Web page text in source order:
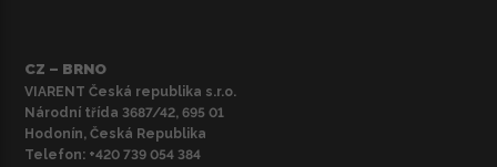
CZ – BRNO
VIARENT Česká republika s.r.o.
Národní třída 3687/42, 695 01
Hodonín, Česká Republika
Telefon: +420 739 054 384